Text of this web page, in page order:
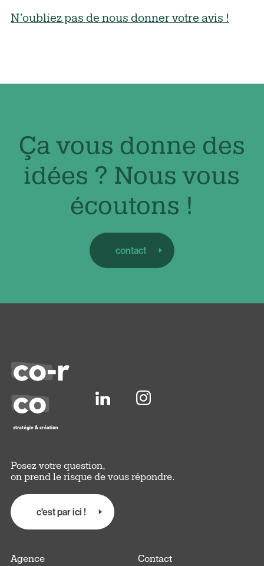
N'oubliez pas de nous donner votre avis !
Ça vous donne des
idées ? Nous vous
écoutons !
contact
Posez votre question,
on prend le risque de vous répondre.
c'est par ici !
Agence Contact